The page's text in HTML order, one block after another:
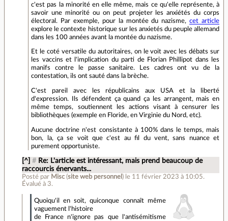
c'est pas la minorité en elle même, mais ce qu'elle représente, à
savoir une minorité ou on peut projeter les anxiétés du corps
électoral. Par exemple, pour la montée du nazisme,cet article
explore le contexte historique sur les anxietés du peuple allemand
dans les 100 années avant la montée du nazisme.
Et le coté versatile du autoritaires, on le voit avec les débats sur
les vaccins et l'implication du parti de Florian Phillipot dans les
manifs contre le passe sanitaire. Les cadres ont vu de la
contestation, ils ont sauté dans la brèche.
C'est pareil avec les républicains aux USA et la liberté
d'expression. Ils défendent ça quand ça les arrangent, mais en
même temps, soutiennent les actions visant à censurer les
bibliothèques (exemple en Floride, en Virginie du Nord, etc).
Aucune doctrine n'est consistante à 100% dans le temps, mais
bon, la, ça se voit que c'est au fil du vent, sans nuance et
purement opportuniste.
[^] # Re: L'article est intéressant, mais prend beaucoup de
raccourcis énervants...
Posté par Misc(site web personnel ) le 11 février 2023 à 10:05.
Évalué à 3.
Quoiqu'il en soit, quiconque connaît même
vaguement l'histoire
de France n'ignore pas que l'antisémitisme